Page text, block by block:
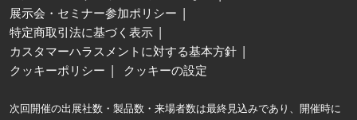
展示会・セミナー参加ポリシー
特定商取引法に基づく表示
カスタマーハラスメントに対する基本方針
クッキーポリシー
クッキーの設定
次回開催の出展社数・製品数・来場者数は最終見込みであり、開催時に